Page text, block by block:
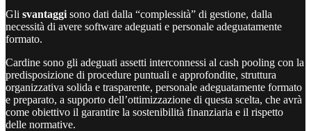
Gli svantaggi sono dati dalla “complessità” di gestione, dalla
necessità di avere software adeguati e personale adeguatamente
formato.
Cardine sono gli adeguati assetti interconnessi al cash pooling con la
predisposizione di procedure puntuali e approfondite, struttura
organizzativa solida e trasparente, personale adeguatamente formato
e preparato, a supporto dell’ottimizzazione di questa scelta, che avrà
come obiettivo il garantire la sostenibilità finanziaria e il rispetto
delle normative.